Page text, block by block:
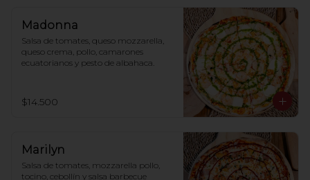
Madonna
Salsa de tomates, queso mozzarella,
queso crema, pollo, camarones
ecuatorianos y pesto de albahaca.
$14.500
Marilyn
Salsa de tomates, mozzarella pollo,
tocino, cebollín y salsa barbecue